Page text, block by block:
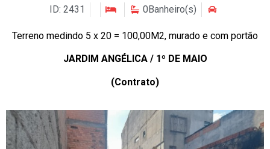
ID: 2431 0Banheiro(s)
Terreno medindo 5 x 20 = 100,00M2, murado e com portão
JARDIM ANGÉLICA / 1º DE MAIO
(Contrato)